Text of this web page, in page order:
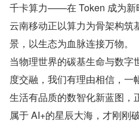
千卡算力——在 Token 成为新
云南移动正以算力为骨架构筑
景，以生态为血脉连接万物。
当物理世界的碳基生命与数字
度交融，我们有理由相信，一
生活有品质的数智化新蓝图，
属于 AI+的星辰大海，才刚刚